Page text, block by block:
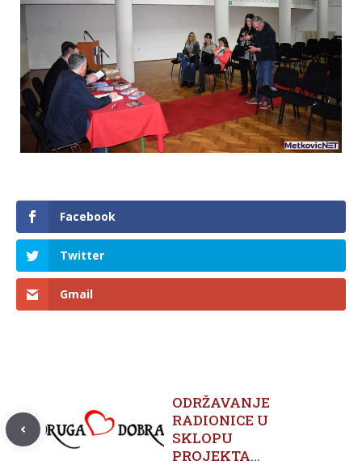
Facebook
Twitter
Gmail
ODRŽAVANJE
RADIONICE U
SKLOPU
PROJEKTA